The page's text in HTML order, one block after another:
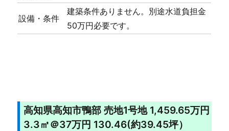
設備・条件
建築条件ありません。別途水道負担金
50万円必要です。
高知県高知市鴨部 売地1号地 1,459.65万円
3.3㎡＠37万円 130.46(約39.45坪）